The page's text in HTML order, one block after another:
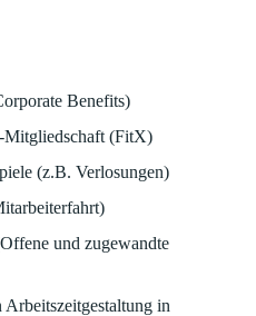
Benefits)
Mitgliedschaft (FitX)
(z.B. Verlosungen)
und zugewandte
in